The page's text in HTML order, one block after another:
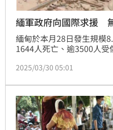
緬軍政府向國際求援
緬甸於本月28日發生規模
1644人死亡、逾3500人
嚴重災難之際，緬甸軍政
2025/03/30 05:01